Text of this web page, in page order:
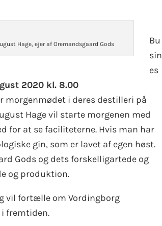
Hage, ejer af Oremandsgaard Gods
Bu
sin
es
2020 kl. 8.00
i deres destilleri på
Hage vil starte morgenen med
for at se faciliteterne. Hvis man har
gin, som er lavet af egen høst.
Gods og dets forskelligartede og
og produktion.
vil fortælle om Vordingborg
fremtiden.